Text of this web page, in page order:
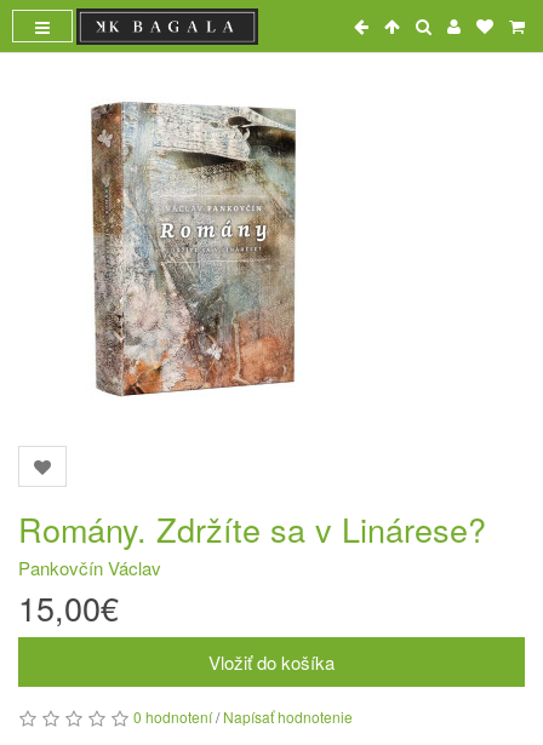
Romány. Zdržíte sa v Linárese?
Pankovčín Václav
15,00€
Vložiť do košíka
0 hodnotení/Napísať hodnotenie